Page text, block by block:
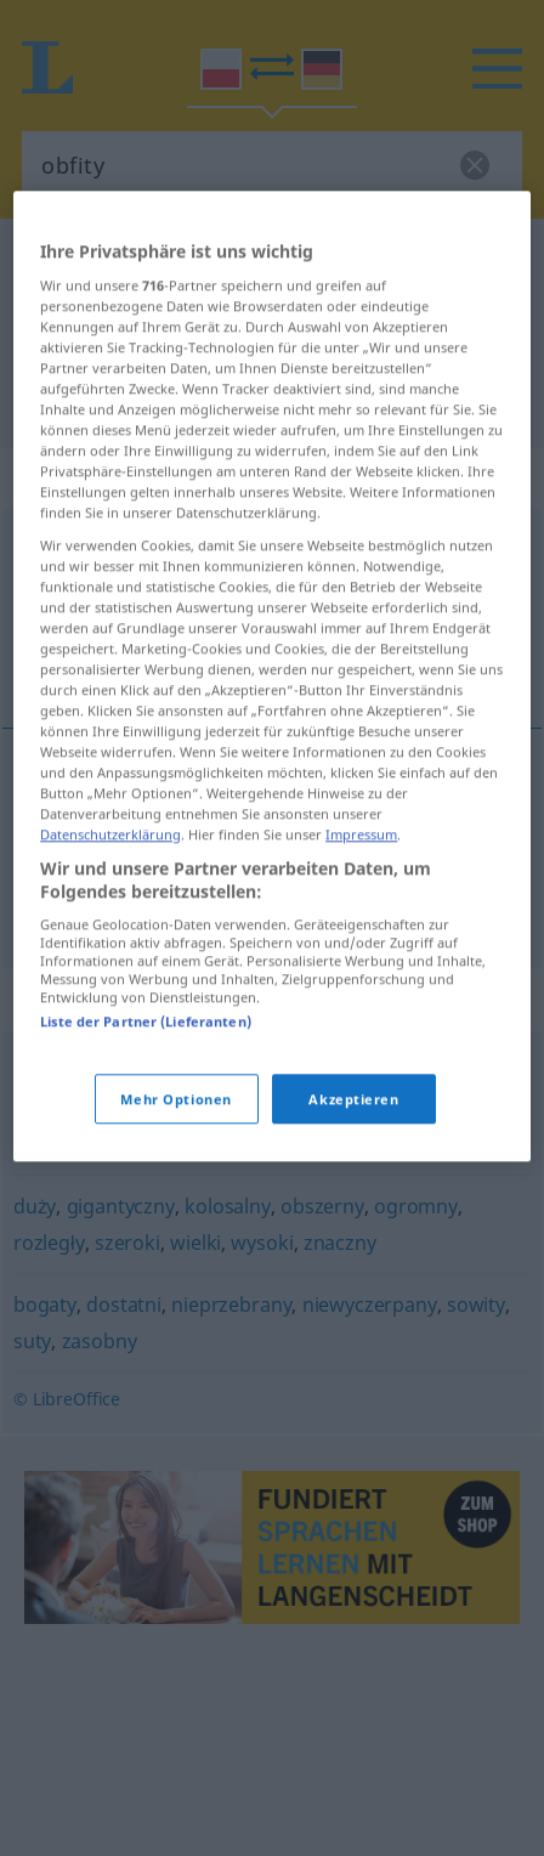
Polnisch-Deutsch Wörterbuch
Polnisch-Deutsch Übersetzung für
"obfity"
"obfity" Deutsch Übersetzung
„obfity“
obfity <-cie>
Übersicht aller Übersetzungen
(Für mehr Details die Übersetzung anklicken/antippen)
üppig, stark, reich, ausgiebig
reich(lich),ausgiebig obfity
Synonyme für "obfity"
,okazały,wydatny
duży, gigantyczny, kolosalny, obszerny, ogromny,
rozległy, szeroki,wielki,wysoki, znaczny
bogaty, dostatni, nieprzebrany, niewyczerpany, sowity,
suty, zasobny
© LibreOffice
Ihre Privatsphäre ist uns wichtig
Wir und unsere716-Partner speichern und greifen auf
personenbezogene Daten wie Browserdaten oder eindeutige
Kennungen auf Ihrem Gerät zu. Durch Auswahl von Akzeptieren
aktivieren Sie Tracking-Technologien für die unter „Wir und unsere
Partner verarbeiten Daten, um Ihnen Dienste bereitzustellen“
aufgeführten Zwecke. Wenn Tracker deaktiviert sind, sind manche
Inhalte und Anzeigen möglicherweise nicht mehr so relevant für Sie. Sie
können dieses Menü jederzeit wieder aufrufen, um Ihre Einstellungen zu
ändern oder Ihre Einwilligung zu widerrufen, indem Sie auf den Link
Privatsphäre-Einstellungen am unteren Rand der Webseite klicken. Ihre
Einstellungen gelten innerhalb unseres Website. Weitere Informationen
finden Sie in unserer Datenschutzerklärung.
Wir verwenden Cookies, damit Sie unsere Webseite bestmöglich nutzen
und wir besser mit Ihnen kommunizieren können. Notwendige,
funktionale und statistische Cookies, die für den Betrieb der Webseite
und der statistischen Auswertung unserer Webseite erforderlich sind,
werden auf Grundlage unserer Vorauswahl immer auf Ihrem Endgerät
gespeichert. Marketing-Cookies und Cookies, die der Bereitstellung
personalisierter Werbung dienen, werden nur gespeichert, wenn Sie uns
durch einen Klick auf den „Akzeptieren“-Button Ihr Einverständnis
geben. Klicken Sie ansonsten auf „Fortfahren ohne Akzeptieren“. Sie
können Ihre Einwilligung jederzeit für zukünftige Besuche unserer
Webseite widerrufen. Wenn Sie weitere Informationen zu den Cookies
und den Anpassungsmöglichkeiten möchten, klicken Sie einfach auf den
Button „Mehr Optionen“. Weitergehende Hinweise zu der
Datenverarbeitung entnehmen Sie ansonsten unserer
Datenschutzerklärung. Hier finden Sie unserImpressum.
Wir und unsere Partner verarbeiten Daten, um
Folgendes bereitzustellen:
Genaue Geolocation-Daten verwenden. Geräteeigenschaften zur
Identifikation aktiv abfragen. Speichern von und/oder Zugriff auf
Informationen auf einem Gerät. Personalisierte Werbung und Inhalte,
Messung von Werbung und Inhalten, Zielgruppenforschung und
Entwicklung von Dienstleistungen.
Liste der Partner (Lieferanten)
Mehr Optionen Akzeptieren